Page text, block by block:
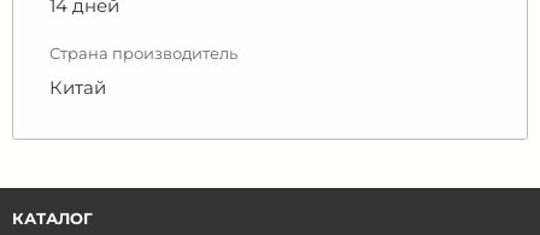
14 дней
Страна производитель
Китай
КАТАЛОГ